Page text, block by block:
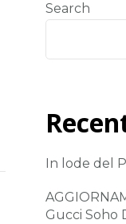
Search
In lode del
Gucci Soho